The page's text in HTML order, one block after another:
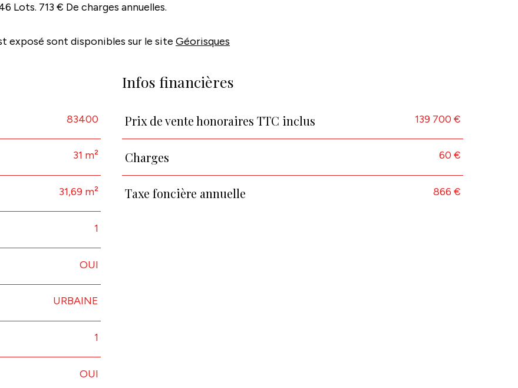
713 € De charges annuelles.
exposé sont disponibles sur le site Géorisques
83400
31 m²
31,69 m²
1
OUI
URBAINE
1
OUI
Infos financières
Caractéristiques Valeurs
Prix de vente honoraires TTC inclus 139 700 €
Charges 60 €
Taxe foncière annuelle 866 €